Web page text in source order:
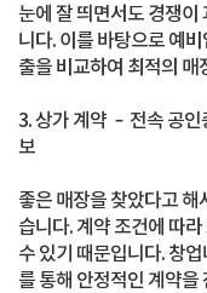
눈에 잘 띄면서도 경쟁
니다. 이를 바탕으로 예
출을 비교하여 최적의 매
3. 상가 계약 – 전속 공
보
좋은 매장을 찾았다고 해
습니다. 계약 조건에 따
수 있기 때문입니다. 창
를 통해 안정적인 계약